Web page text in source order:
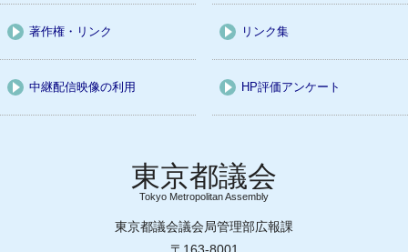
著作権・リンク リンク集
中継配信映像の利用 HP評価アンケート
Tokyo Metropolitan Assembly
東京都議会議会局管理部広報課